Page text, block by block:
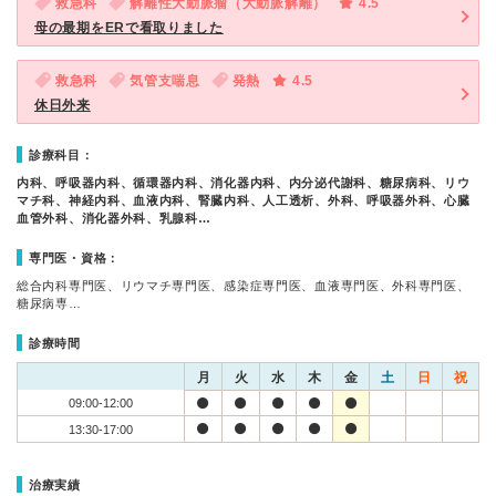
救急科 解離性大動脈瘤（大動脈解離）
4.5
母の最期をERで看取りました
救急科 気管支喘息 発熱
4.5
休日外来
診療科目：
内科、呼吸器内科、循環器内科、消化器内科、内分泌代謝科、糖尿病科、リウ
マチ科、神経内科、血液内科、腎臓内科、人工透析、外科、呼吸器外科、心臓
血管外科、消化器外科、乳腺科…
専門医・資格：
総合内科専門医、リウマチ専門医、感染症専門医、血液専門医、外科専門医、
糖尿病専…
診療時間
月 火 水 木 金 土 日 祝
09:00-12:00
13:30-17:00
治療実績